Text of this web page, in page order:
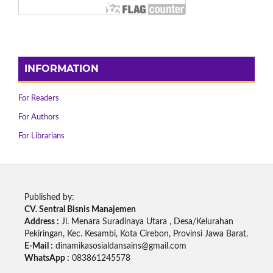
INFORMATION
For Readers
For Authors
For Librarians
Published by:
CV. Sentral Bisnis Manajemen
Address : Jl. Menara Suradinaya Utara , Desa/Kelurahan
Pekiringan, Kec. Kesambi, Kota Cirebon, Provinsi Jawa Barat.
E-Mail : dinamikasosialdansains@gmail.com
WhatsApp : 083861245578